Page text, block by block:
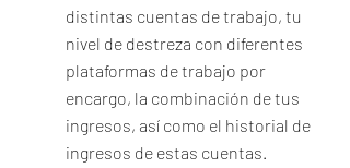
distintas cuentas de trabajo, tu
nivel de destreza con diferentes
plataformas de trabajo por
encargo, la combinación de tus
ingresos, así como el historial de
ingresos de estas cuentas.